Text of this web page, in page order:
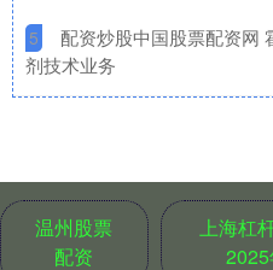
5
配资炒股中国股票配资网
剂技术业务
温州股票
配资
上海杠